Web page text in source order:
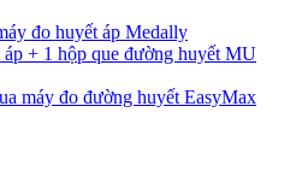
đo huyết áp Medally
+ 1 hộp que đường huyết MU
máy đo đường huyết EasyMax